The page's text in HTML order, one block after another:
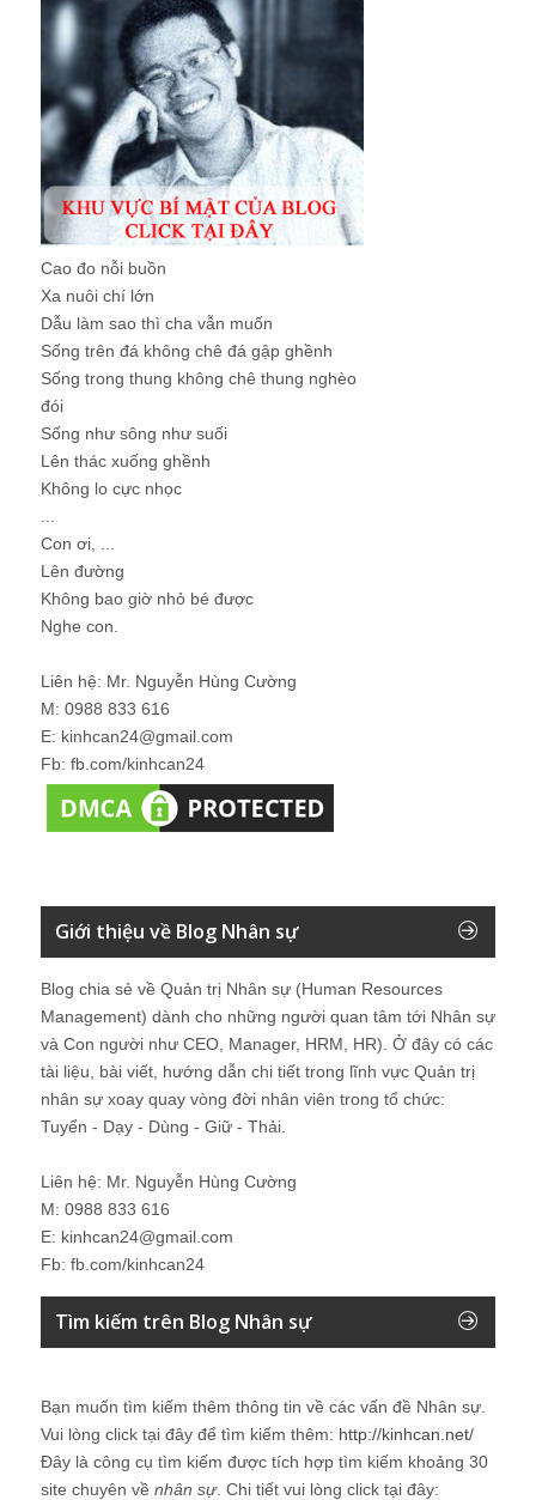
Cao đo nỗi buồn
Xa nuôi chí lớn
Dẫu làm sao thì cha vẫn muốn
Sống trên đá không chê đá gập ghềnh
Sống trong thung không chê thung nghèo
đói
Sống như sông như suối
Lên thác xuống ghềnh
Không lo cực nhọc
Con ơi, ...
Lên đường
Không bao giờ nhỏ bé được
Nghe con.
Liên hệ: Mr. Nguyễn Hùng Cường
M: 0988 833 616
E: kinhcan24@gmail.com
Fb: fb.com/kinhcan24
Giới thiệu về Blog Nhân sự
Blog chia sẻ về Quản trị Nhân sự (Human Resources
Management) dành cho những người quan tâm tới Nhân sự
và Con người như CEO, Manager, HRM, HR). Ở đây có các
tài liệu, bài viết, hướng dẫn chi tiết trong lĩnh vực Quản trị
nhân sự xoay quay vòng đời nhân viên trong tổ chức:
Tuyển - Dạy - Dùng - Giữ - Thải.
Liên hệ: Mr. Nguyễn Hùng Cường
M: 0988 833 616
E: kinhcan24@gmail.com
Fb: fb.com/kinhcan24
Tìm kiếm trên Blog Nhân sự
Bạn muốn tìm kiếm thêm thông tin về các vấn đề Nhân sự
Vui lòng click tại đây để tìm kiếm thêm: http://kinhcan.net/
Đây là công cụ tìm kiếm được tích hợp tìm kiếm khoảng 30
site chuyên về nhân sự. Chi tiết vui lòng click tại đây: